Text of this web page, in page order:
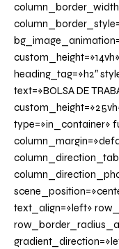
heading_tag=»h2″
text=»BOLSA DE
type=»in_container»
text_align=»left»